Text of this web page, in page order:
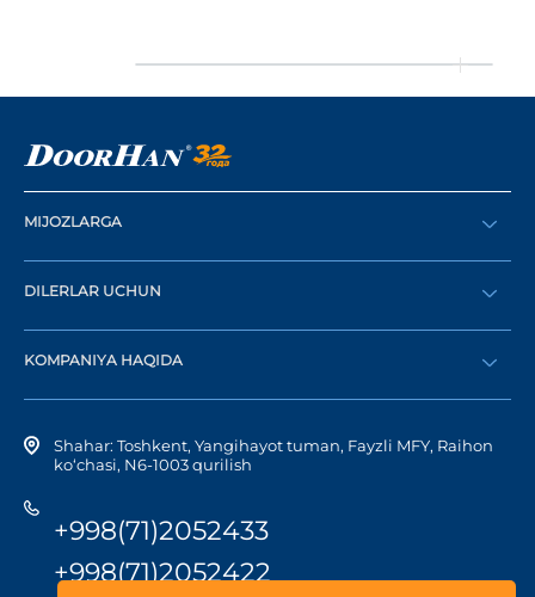
MIJOZLARGA
Buyurtma berish
DILERLAR UCHUN
Diler bo‘lish
Shaxsiy kabinetga kirish
KOMPANIYA HAQIDA
Kompaniya tarixi
Shahar: Toshkent, Yangihayot tuman, Fayzli MFY, Raihon
ko‘chasi, N6-1003 qurilish
+998(71)2052433
+998(71)2052422